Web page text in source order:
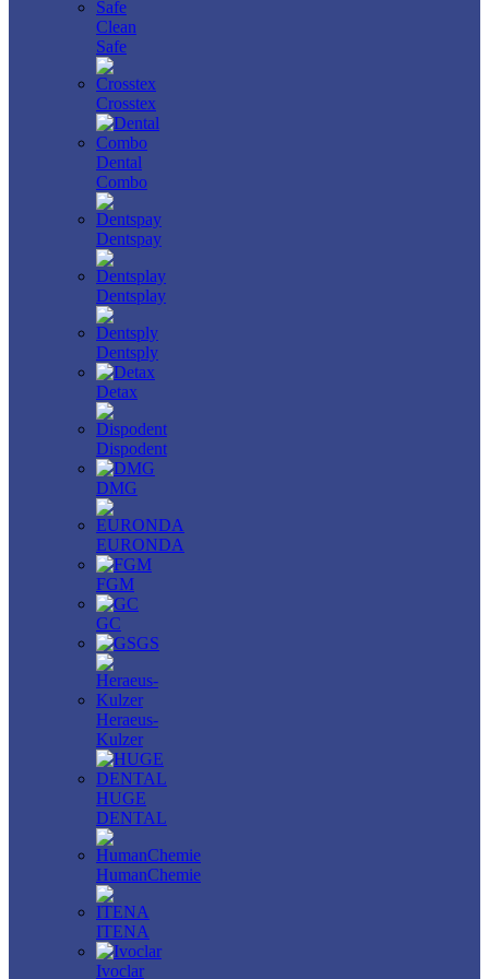
Clean
Safe
Crosstex
Dental
Combo
Dentspay
Dentsplay
Dentsply
Detax
Dispodent
DMG
EURONDA
FGM
GC
GS
Heraeus-
Kulzer
HUGE
DENTAL
HumanChemie
ITENA
Ivoclar